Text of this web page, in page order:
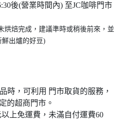
後(營業時間內) 至JC咖啡門市
烘焙完成，建議準時或稍後前來，並
出爐的好豆)
時，可利用 門市取貨的服務，
的超商門市。
上免運費，未滿自付運費60